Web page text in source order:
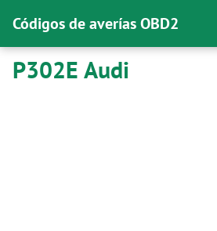
Códigos de averías OBD2
P302E Audi